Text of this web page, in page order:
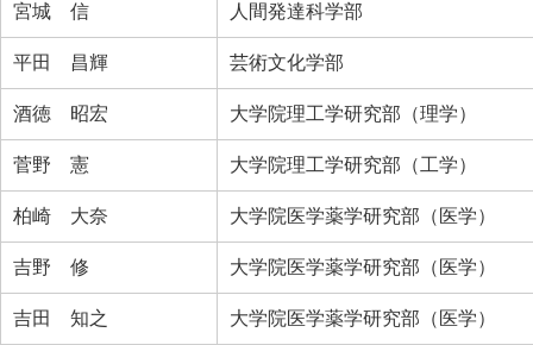
宮城 信 人間発達科学部
平田 昌輝 芸術文化学部
酒徳 昭宏 大学院理工学研究部（理学）
菅野 憲 大学院理工学研究部（工学）
柏崎 大奈 大学院医学薬学研究部（医学）
吉野 修 大学院医学薬学研究部（医学）
吉田 知之 大学院医学薬学研究部（医学）